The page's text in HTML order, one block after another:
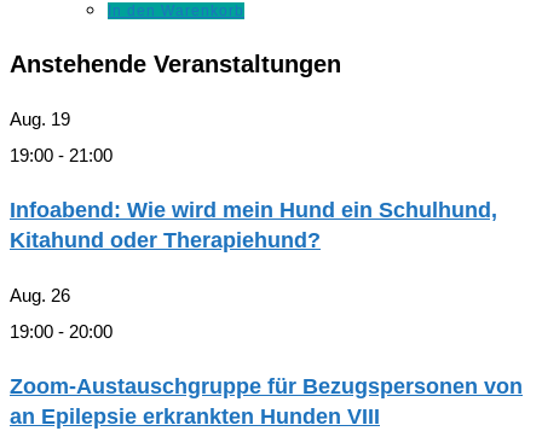
In den Warenkorb
Anstehende Veranstaltungen
Aug. 19
19:00 - 21:00
Infoabend: Wie wird mein Hund ein Schulhund,
Kitahund oder Therapiehund?
Aug. 26
19:00 - 20:00
Zoom-Austauschgruppe für Bezugspersonen von
an Epilepsie erkrankten Hunden VIII